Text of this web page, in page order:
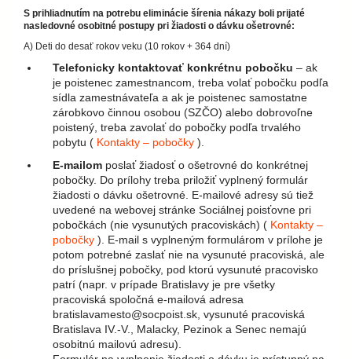
S prihliadnutím na potrebu eliminácie šírenia nákazy boli prijaté
nasledovné osobitné postupy pri žiadosti o dávku ošetrovné:
A) Deti do desať rokov veku (10 rokov + 364 dní)
Telefonicky kontaktovať konkrétnu pobočku – ak
je poistenec zamestnancom, treba volať pobočku podľa
sídla zamestnávateľa a ak je poistenec samostatne
zárobkovo činnou osobou (SZČO) alebo dobrovoľne
poistený, treba zavolať do pobočky podľa trvalého
pobytu ( Kontakty – pobočky ).
E-mailom poslať žiadosť o ošetrovné do konkrétnej
pobočky. Do prílohy treba priložiť vyplnený formulár
žiadosti o dávku ošetrovné. E-mailové adresy sú tiež
uvedené na webovej stránke Sociálnej poisťovne pri
pobočkách (nie vysunutých pracoviskách) ( Kontakty –
pobočky ). E-mail s vyplneným formulárom v prílohe je
potom potrebné zaslať nie na vysunuté pracoviská, ale
do príslušnej pobočky, pod ktorú vysunuté pracovisko
patrí (napr. v prípade Bratislavy je pre všetky
pracoviská spoločná e-mailová adresa
bratislavamesto@socpoist.sk, vysunuté pracoviská
Bratislava IV.-V., Malacky, Pezinok a Senec nemajú
osobitnú mailovú adresu).